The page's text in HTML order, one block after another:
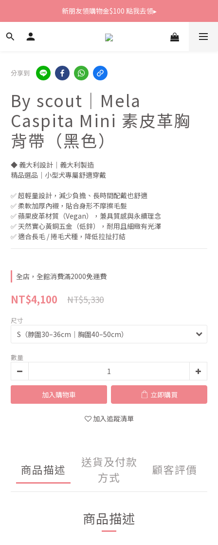
新朋友領購物金$100 點我去領▸
新朋友領購物金$100 點我去領▸
全館滿1800免運
分享到
By scout｜Mela
Caspita Mini 素皮革胸
背帶（黑色）
◆ 義大利設計｜義大利製造
精品選品｜小型犬專屬舒適穿戴
✅ 超輕量設計，減少負擔、長時間配戴也舒適
✅ 柔軟加厚內襯，貼合身形不摩擦毛髮
✅ 蘋果皮革材質（Vegan），兼具質感與永續理念
✅ 天然實心黃銅五金（低鋅），耐用且細緻有光澤
✅ 適合長毛 / 捲毛犬種，降低拉扯打結
全店，全館消費滿2000免運費
NT$5,330
NT$4,100
尺寸
數量
加入購物車 立即購買
加入追蹤清單
商品描述
送貨及付款
方式
顧客評價
商品描述